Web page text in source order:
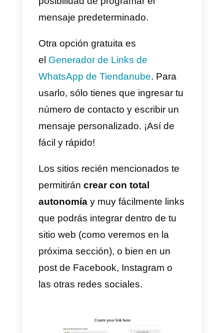
las conversaciones mucho más
Por esto, os invitamos a seguir
esta guía.
El seguimiento de las
conversaciones de WhatsApp
interesantes, haciendo posible
usuarioscon respecto a un
particular producto o servicio
ofrecido.
Generar un link para